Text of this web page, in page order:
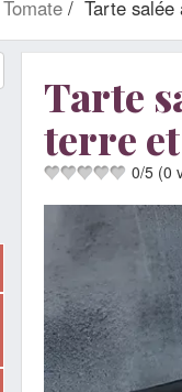
Tomate Tarte
Tarte
terre
0/5 (0